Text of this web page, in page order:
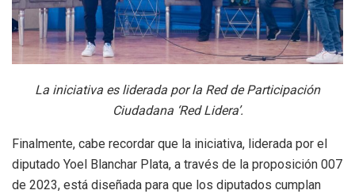
La iniciativa es liderada por la Red de Participación
Ciudadana ‘Red Lidera’.
Finalmente, cabe recordar que la iniciativa, liderada por el
diputado Yoel Blanchar Plata, a través de la proposición 007
de 2023, está diseñada para que los diputados cumplan